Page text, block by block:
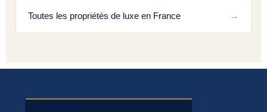
Toutes les propriétés de luxe en France